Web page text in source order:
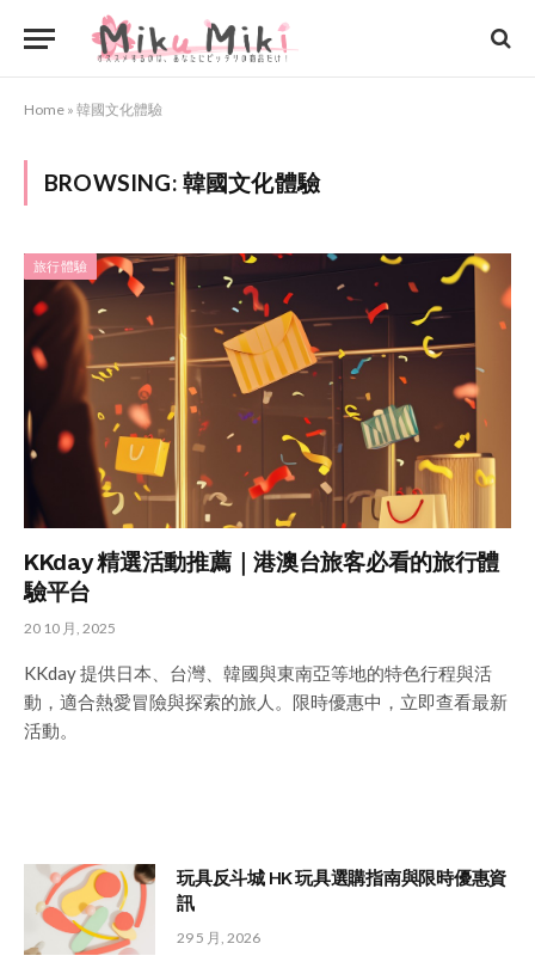
Home » 韓國文化體驗
BROWSING: 韓國文化體驗
旅行體驗
KKday 精選活動推薦｜港澳台旅客必看的旅行體
驗平台
20 10 月, 2025
KKday 提供日本、台灣、韓國與東南亞等地的特色行程與活
動，適合熱愛冒險與探索的旅人。限時優惠中，立即查看最新
活動。
玩具反斗城 HK 玩具選購指南與限時優惠資
訊
29 5 月, 2026